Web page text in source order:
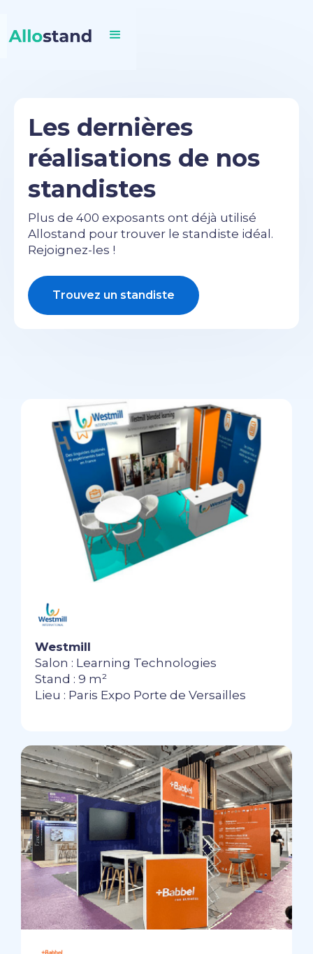
Les dernières
réalisations de nos
standistes
Plus de 400 exposants ont déjà utilisé
Allostand pour trouver le standiste idéal.
Rejoignez-les !
Trouvez un standiste
Westmill
Salon : Learning Technologies
Stand : 9 m²
Lieu : Paris Expo Porte de Versailles